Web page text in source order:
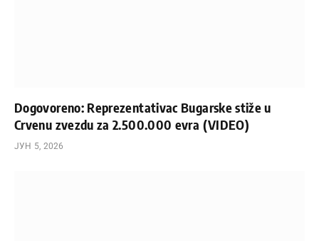
Dogovoreno: Reprezentativac Bugarske stiže u
Crvenu zvezdu za 2.500.000 evra (VIDEO)
ЈУН 5, 2026